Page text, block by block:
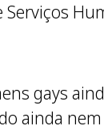
gays
ainda